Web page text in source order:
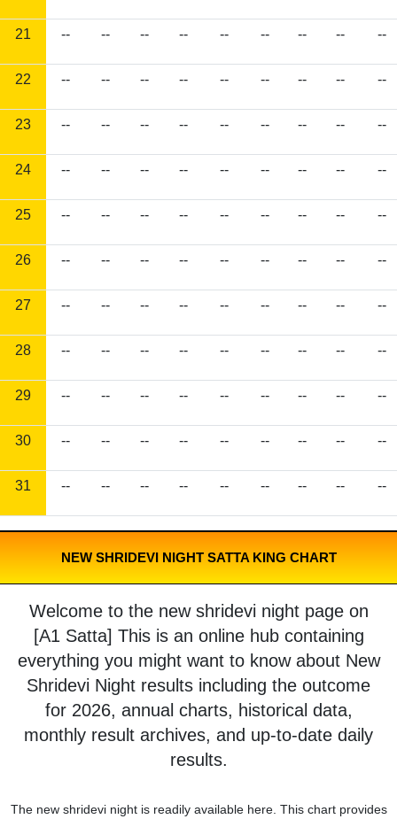
21 -- -- -- -- -- -- -- -- --
22 -- -- -- -- -- -- -- -- --
23 -- -- -- -- -- -- -- -- --
24 -- -- -- -- -- -- -- -- --
25 -- -- -- -- -- -- -- -- --
26 -- -- -- -- -- -- -- -- --
27 -- -- -- -- -- -- -- -- --
28 -- -- -- -- -- -- -- -- --
29 -- -- -- -- -- -- -- -- --
30 -- -- -- -- -- -- -- -- --
31 -- -- -- -- -- -- -- -- --
NEW SHRIDEVI NIGHT SATTA KING CHART
Welcome to the new shridevi night page on
[A1 Satta] This is an online hub containing
everything you might want to know about New
Shridevi Night results including the outcome
for 2026, annual charts, historical data,
monthly result archives, and up-to-date daily
results.
The new shridevi night is readily available here. This chart provides